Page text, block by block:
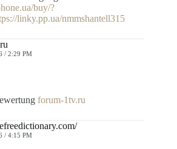
buy/?
linky.pp.ua/nmmshantell315
/ 2:29 PM
forum-1tv.ru
/ 4:15 PM